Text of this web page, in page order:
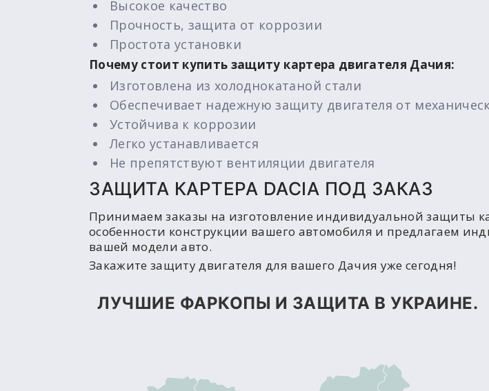
Высокое качество
Прочность, защита от коррозии
Простота установки
Почему стоит купить защиту картера двигателя Дачия:
Изготовлена из холоднокатаной стали
Обеспечивает надежную защиту двигателя от
Устойчива к коррозии
Легко устанавливается
Не препятствуют вентиляции двигателя
ЗАЩИТА КАРТЕРА DACIA ПОД ЗАКАЗ
Принимаем заказы на изготовление индивидуальной защиты
особенности конструкции вашего автомобиля и предлагаем
вашей модели авто.
Закажите защиту двигателя для вашего Дачия уже сегодня!
ЛУЧШИЕ ФАРКОПЫ И ЗАЩИТА В УКРАИНЕ.